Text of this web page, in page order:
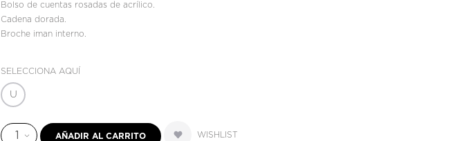
Bolso de cuentas rosadas de acrílico.
Cadena dorada.
Broche iman interno.
SELECCIONA AQUÍ
U
AÑADIR AL CARRITO WISHLIST